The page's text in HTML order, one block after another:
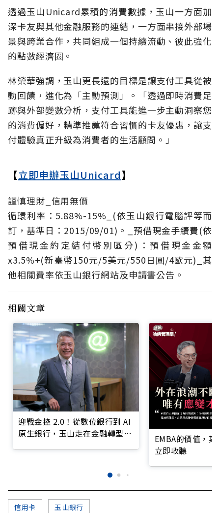
透過玉山Unicard累積的消費數據，玉山一方面加
深卡友與其他金融服務的連結，一方面串接外部場
景與跨業合作，共同組成一個持續流動、彼此強化
的點數經濟圈。
林榮華強調，玉山更長遠的目標是讓支付工具從被
動回饋，進化為「主動預測」。「透過即時消費足
跡與外部變數分析，支付工具能進一步主動洞察您
的消費偏好，精準推薦符合習慣的卡友優惠，讓支
付體驗真正升級為消費者的生活顧問。」
【立即申辦玉山Unicard】
謹慎理財_信用無價
循環利率：5.88%-15%_(依玉山銀行電腦評等而
訂，基準日：2015/09/01)。_預借現金手續費(依
預借現金約定結付幣別區分)：預借現金金額
x3.5%+(新臺幣150元/5美元/550日圓/4歐元)_其
他相關費率依玉山銀行網站及申請書公告。
相關文章
迎戰金控 2.0！從數位銀行到 AI
原生銀行，玉山走在金融轉型最
EMBA的價值，
立即收聽
信用卡 玉山銀行